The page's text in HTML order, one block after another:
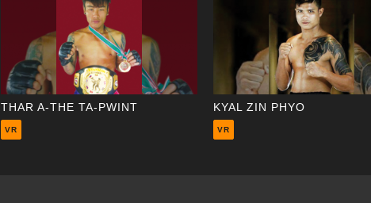
THAR A-THE TA-PWINT
VR
KYAL ZIN PHYO
VR